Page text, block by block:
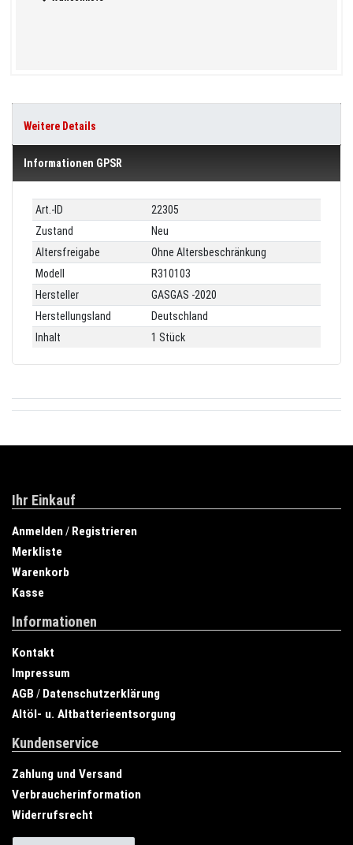
Weitere Details
Informationen GPSR
Technisches
Merkmal
Wert
Art.-ID
22305
Zustand
Neu
Altersfreigabe
Ohne Altersbeschränkung
Modell
R310103
Hersteller
GASGAS -2020
Herstellungsland
Deutschland
Inhalt
1 Stück
Ihr Einkauf
Anmelden/ Registrieren
Merkliste
Warenkorb
Kasse
Informationen
Kontakt
Impressum
AGB / Datenschutzerklärung
Altöl- u. Altbatterieentsorgung
Kundenservice
Zahlung und Versand
Verbraucherinformation
Widerrufsrecht